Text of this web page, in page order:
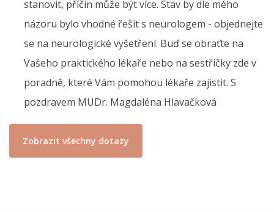
stanovit, příčin může být více. Stav by dle mého
názoru bylo vhodné řešit s neurologem - objednejte
se na neurologické vyšetření. Buď se obraťte na
Vašeho praktického lékaře nebo na sestřičky zde v
poradně, které Vám pomohou lékaře zajistit. S
pozdravem MUDr. Magdaléna Hlavačková
Zobrazit všechny dotazy